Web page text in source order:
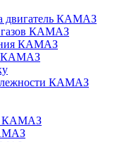
двигатель КАМАЗ
газов КАМАЗ
КАМАЗ
КАМАЗ
КАМАЗ
КАМАЗ